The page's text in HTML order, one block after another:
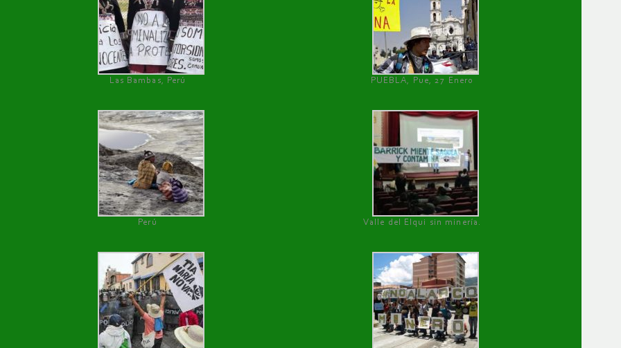
Las Bambas, Perú PUEBLA, Pue, 27 Enero
Perú Valle del Elqui sin minería.